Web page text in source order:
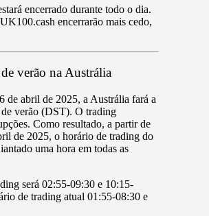
encerrado durante todo o dia.
UK100.cash encerrarão mais cedo,
verão na Austrália
de abril de 2025, a Austrália fará a
verão (DST). O trading
Como resultado, a partir de
de 2025, o horário de trading do
uma hora em todas as
será 02:55-09:30 e 10:15-
de trading atual 01:55-08:30 e